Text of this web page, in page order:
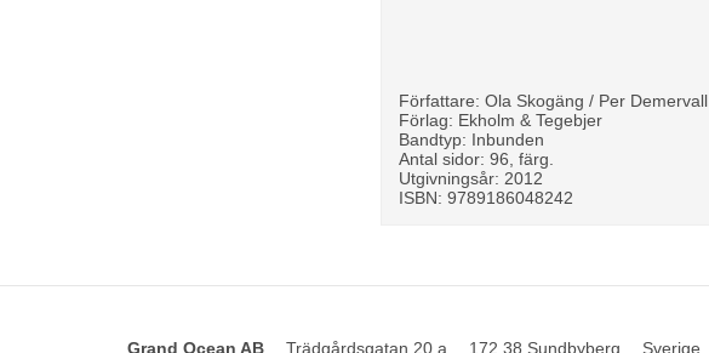
Författare: Ola Skogäng / Per Demervall
Förlag: Ekholm & Tegebjer
Bandtyp: Inbunden
Antal sidor: 96, färg.
Utgivningsår: 2012
ISBN: 9789186048242
Grand Ocean AB Trädgårdsgatan 20 a 172 38 Sundbyberg Sverige